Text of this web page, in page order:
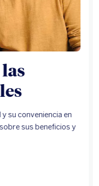
su conveniencia en
sus beneficios y